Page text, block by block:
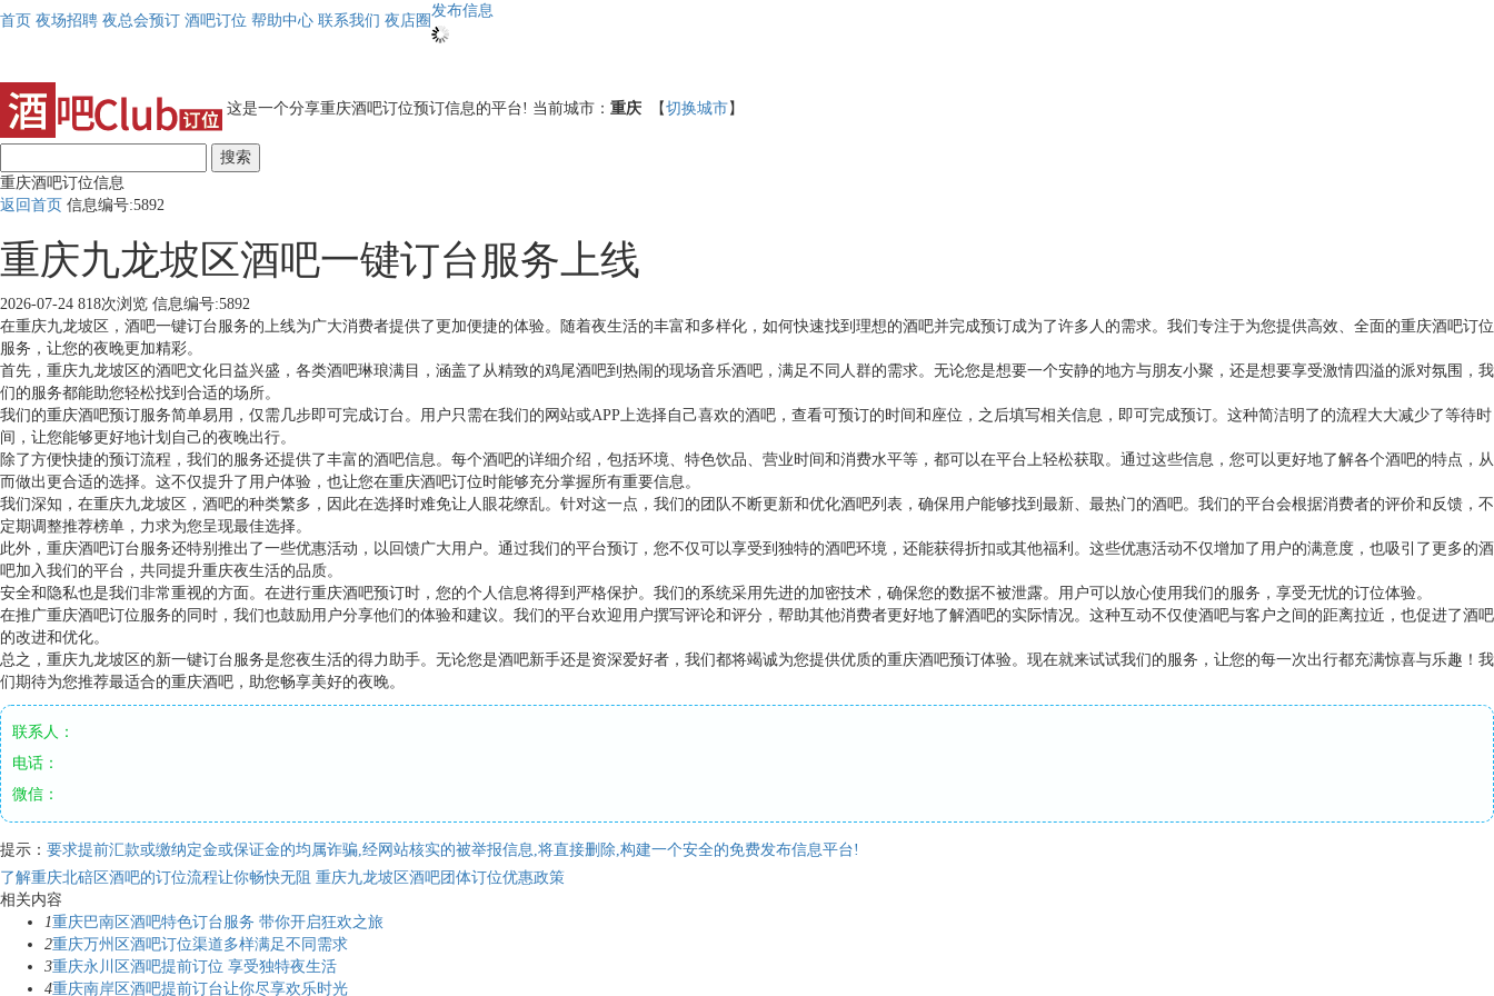
首页 夜场招聘 夜总会预订 酒吧订位 帮助中心 联系我们 夜店圈
发布信息
这是一个分享重庆酒吧订位预订信息的平台! 当前城市： 重庆 【切换城市】
搜索
重庆酒吧订位信息
返回首页 信息编号:5892
重庆九龙坡区酒吧一键订台服务上线
2026-07-24 818次浏览 信息编号:5892
在重庆九龙坡区，酒吧一键订台服务的上线为广大消费者提供了更加便捷的体验。随着夜生活的丰富和多样化，如何快速找到理想的酒吧并完成预订成为了许多人的需求。我们专注于为您提供高效、全面的重庆酒吧订位
服务，让您的夜晚更加精彩。
首先，重庆九龙坡区的酒吧文化日益兴盛，各类酒吧琳琅满目，涵盖了从精致的鸡尾酒吧到热闹的现场音乐酒吧，满足不同人群的需求。无论您是想要一个安静的地方与朋友小聚，还是想要享受激情四溢的派对氛围，我
们的服务都能助您轻松找到合适的场所。
我们的重庆酒吧预订服务简单易用，仅需几步即可完成订台。用户只需在我们的网站或APP上选择自己喜欢的酒吧，查看可预订的时间和座位，之后填写相关信息，即可完成预订。这种简洁明了的流程大大减少了等待时
间，让您能够更好地计划自己的夜晚出行。
除了方便快捷的预订流程，我们的服务还提供了丰富的酒吧信息。每个酒吧的详细介绍，包括环境、特色饮品、营业时间和消费水平等，都可以在平台上轻松获取。通过这些信息，您可以更好地了解各个酒吧的特点，从
而做出更合适的选择。这不仅提升了用户体验，也让您在重庆酒吧订位时能够充分掌握所有重要信息。
我们深知，在重庆九龙坡区，酒吧的种类繁多，因此在选择时难免让人眼花缭乱。针对这一点，我们的团队不断更新和优化酒吧列表，确保用户能够找到最新、最热门的酒吧。我们的平台会根据消费者的评价和反馈，不
定期调整推荐榜单，力求为您呈现最佳选择。
此外，重庆酒吧订台服务还特别推出了一些优惠活动，以回馈广大用户。通过我们的平台预订，您不仅可以享受到独特的酒吧环境，还能获得折扣或其他福利。这些优惠活动不仅增加了用户的满意度，也吸引了更多的酒
吧加入我们的平台，共同提升重庆夜生活的品质。
安全和隐私也是我们非常重视的方面。在进行重庆酒吧预订时，您的个人信息将得到严格保护。我们的系统采用先进的加密技术，确保您的数据不被泄露。用户可以放心使用我们的服务，享受无忧的订位体验。
在推广重庆酒吧订位服务的同时，我们也鼓励用户分享他们的体验和建议。我们的平台欢迎用户撰写评论和评分，帮助其他消费者更好地了解酒吧的实际情况。这种互动不仅使酒吧与客户之间的距离拉近，也促进了酒吧
的改进和优化。
总之，重庆九龙坡区的新一键订台服务是您夜生活的得力助手。无论您是酒吧新手还是资深爱好者，我们都将竭诚为您提供优质的重庆酒吧预订体验。现在就来试试我们的服务，让您的每一次出行都充满惊喜与乐趣！我
们期待为您推荐最适合的重庆酒吧，助您畅享美好的夜晚。
联系人：
电话：
微信：
提示： 要求提前汇款或缴纳定金或保证金的均属诈骗,经网站核实的被举报信息,将直接删除,构建一个安全的免费发布信息平台!
了解重庆北碚区酒吧的订位流程让你畅快无阻 重庆九龙坡区酒吧团体订位优惠政策
相关内容
1重庆巴南区酒吧特色订台服务 带你开启狂欢之旅
2重庆万州区酒吧订位渠道多样满足不同需求
3重庆永川区酒吧提前订位 享受独特夜生活
4重庆南岸区酒吧提前订台让你尽享欢乐时光